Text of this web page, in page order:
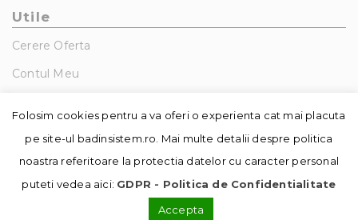
Utile
Cerere Oferta
Contul Meu
© Copyright - Badin Sistem | realizat de
Folosim cookies pentru a va oferi o experienta cat mai placuta
pe site-ul badinsistem.ro. Mai multe detalii despre politica
noastra referitoare la protectia datelor cu caracter personal
puteti vedea aici: GDPR - Politica de Confidentialitate
Accepta